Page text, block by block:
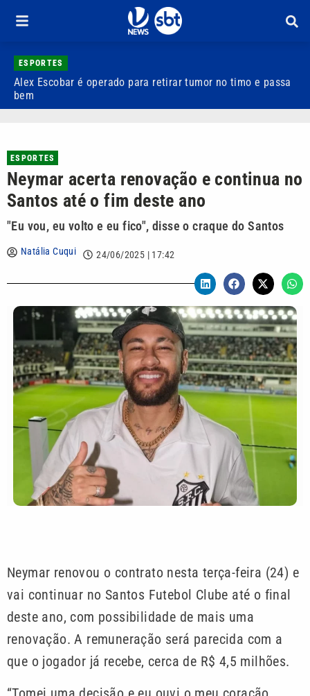
ESPORTES
Alex Escobar é operado para retirar tumor no timo e passa
bem
ESPORTES
Neymar acerta renovação e continua no
Santos até o fim deste ano
"Eu vou, eu volto e eu fico", disse o craque do Santos
Natália Cuqui 24/06/2025 | 17:42
Neymar renovou o contrato nesta terça-feira (24) e
vai continuar no Santos Futebol Clube até o final
deste ano, com possibilidade de mais uma
renovação. A remuneração será parecida com a
que o jogador já recebe, cerca de R$ 4,5 milhões.